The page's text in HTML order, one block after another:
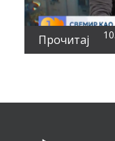
Прочитај